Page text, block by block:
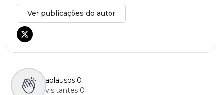
Ver publicações do autor
aplausos 0
visitantes 0